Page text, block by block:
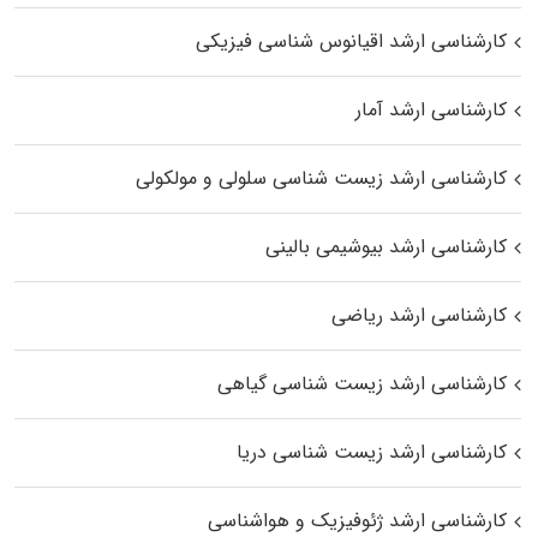
کارشناسی ارشد اقیانوس‌ شناسی فیزیکی
کارشناسی ارشد آمار
کارشناسی ارشد زیست شناسی سلولی و مولکولی
کارشناسی ارشد بیوشیمی بالینی
کارشناسی ارشد ریاضی
کارشناسی ارشد زیست‌ شناسی گیاهی
کارشناسی ارشد زیست‌ شناسی دریا
کارشناسی ارشد ژئوفیزیک و هواشناسی